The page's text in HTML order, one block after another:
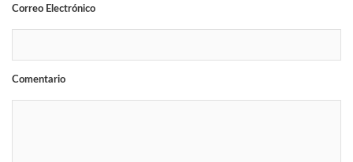
Correo Electrónico
Comentario